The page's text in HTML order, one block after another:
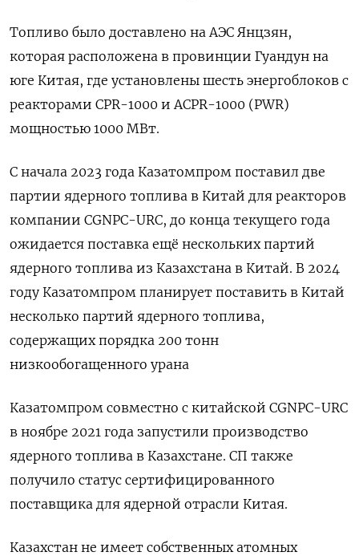
Топливо было доставлено на АЭС Янцзян,
которая расположена в провинции Гуандун на
юге Китая, где установлены шесть энергоблоков с
реакторами CPR-1000 и ACPR-1000 (PWR)
мощностью 1000 МВт.
С начала 2023 года Казатомпром поставил две
партии ядерного топлива в Китай для реакторов
компании CGNPC-URC, до конца текущего года
ожидается поставка ещё нескольких партий
ядерного топлива из Казахстана в Китай. В 2024
году Казатомпром планирует поставить в Китай
несколько партий ядерного топлива,
содержащих порядка 200 тонн
низкообогащенного урана
Казатомпром совместно с китайской CGNPC-URC
в ноябре 2021 года запустили производство
ядерного топлива в Казахстане. СП также
получило статус сертифицированного
поставщика для ядерной отрасли Китая.
Казахстан не имеет собственных атомных